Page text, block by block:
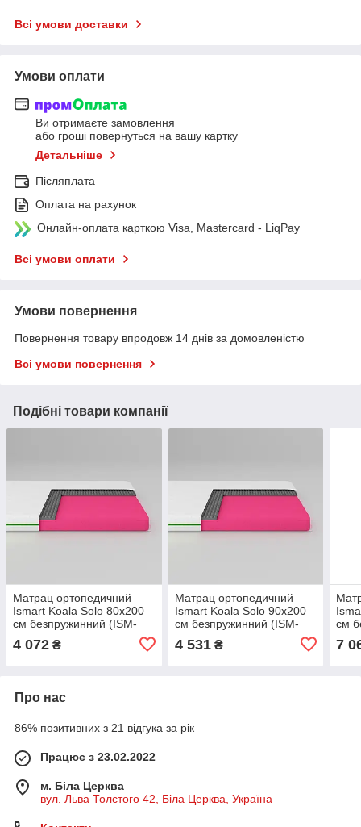
Всі умови доставки
Умови оплати
Ви отримаєте замовлення
або гроші повернуться на вашу картку
Детальніше
Післяплата
Оплата на рахунок
Онлайн-оплата карткою Visa, Mastercard - LiqPay
Всі умови оплати
Умови повернення
Повернення товару впродовж 14 днів за домовленістю
Всі умови повернення
Подібні товари компанії
Матрац ортопедичний
Ismart Koala Solo 80х200
см безпружинний (ISM-
4 072 ₴
Матрац ортопедичний
Ismart Koala Solo 90х200
см безпружинний (ISM-
4 531₴
см
7
Про нас
86% позитивних з 21 відгука за рік
Працює з 23.02.2022
м. Біла Церква
вул. Льва Толстого 42, Біла Церква, Україна